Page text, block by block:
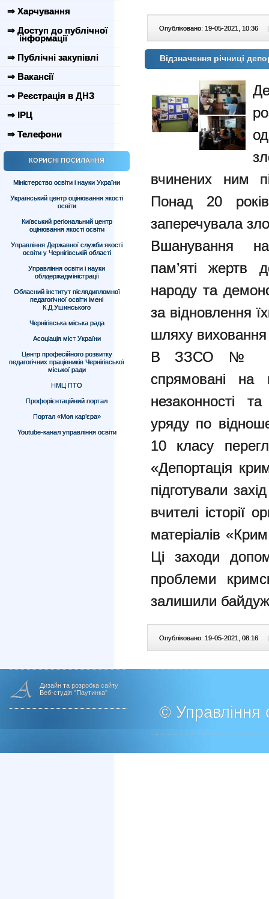
⇒ Харчування
⇒ Доступ до публічної
інформації
⇒ Публічні закупівлі
⇒ Вакансії
⇒ Реєстрація в ДНЗ
⇒ ІРЦ
⇒ Телефони
КОРИСНІ ПОСИЛАННЯ
Міністерство освіти і науки України
Український центр оцінювання якості
освіти
Київський регіональний центр
оцінювання якості освіти
Управління Державної служби якості
освіти у Чернігівській області
Управління освіти і науки
облдержадміністрації
Обласний інститут післядипломної
педагогічної освіти імені
К.Д.Ушинського
Чернігівська міська рада
Асоціація міст України
Центр професійного розвитку
педагогічних працівників Чернігівської
міської ради
НМЦ ПТО
Профорієнтаційний портал
Портал «Моя кар’єра»
Youtube-канал управління освіти
Опубліковано: 19-05-2021, 10:36 |
Відзначення річниці
вчинених ним
Понад 20
заперечувала
Вшанування
пам’яті жертв
народу та
за відновлення
шляху виховання
В ЗЗСО № 21
спрямовані на
незаконності
уряду по
10 класу
«Депортація
підготували
вчителі історії
матеріалів
Ці заходи
проблеми
залишили
Опубліковано: 19-05-2021, 08:16 |
Дизайн та розробка сайту
Веб-студія "Паутинка"
© Управління